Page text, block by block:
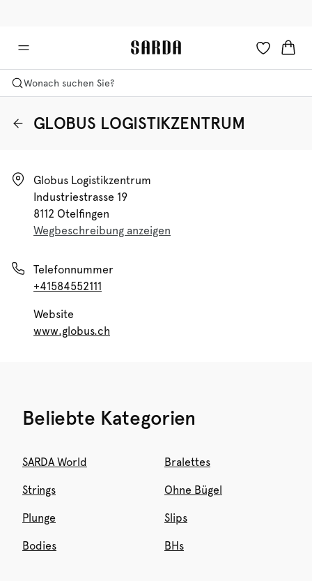
Wonach suchen Sie?
GLOBUS LOGISTIKZENTRUM
Globus Logistikzentrum
Industriestrasse 19
8112 Otelfingen
Wegbeschreibung anzeigen
Telefonnummer
+41584552111
Website
www.globus.ch
Beliebte Kategorien
SARDA World Bralettes
Strings Ohne Bügel
Plunge Slips
Bodies BHs